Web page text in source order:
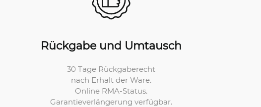
Rückgabe und Umtausch
30 Tage Rückgaberecht
nach Erhalt der Ware.
Online RMA-Status.
Garantieverlängerung verfügbar.